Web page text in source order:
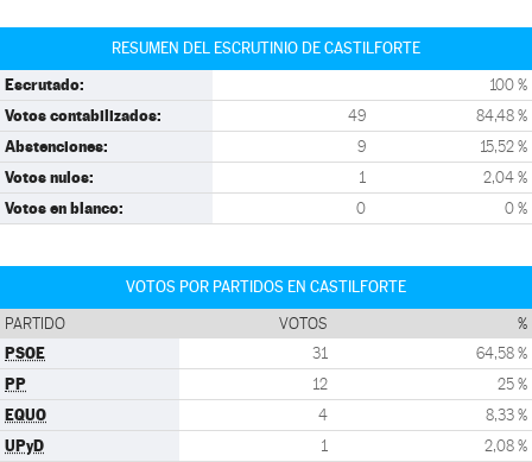
RESUMEN DEL ESCRUTINIO DE CASTILFORTE
Escrutado: 100 %
Votos contabilizados: 49 84,48 %
Abstenciones: 9 15,52 %
Votos nulos: 1 2,04 %
Votos en blanco: 0 0 %
VOTOS POR PARTIDOS EN CASTILFORTE
PARTIDO VOTOS %
PSOE 31 64,58 %
PP 12 25 %
EQUO 4 8,33 %
UPyD 1 2,08 %